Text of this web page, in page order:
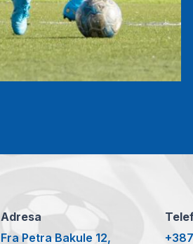
Adresa
Fra Petra Bakule 12,